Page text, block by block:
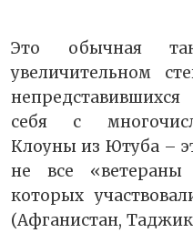
Это обычная
увеличительном
себя с
Клоуны из Ютуба –
не все
которых
(Афганистан,